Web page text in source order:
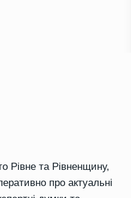
Рівне та Рівненщину,
про актуальні